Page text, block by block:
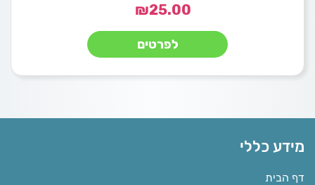
₪25.00
לפרטים
מידע כללי
דף הבית